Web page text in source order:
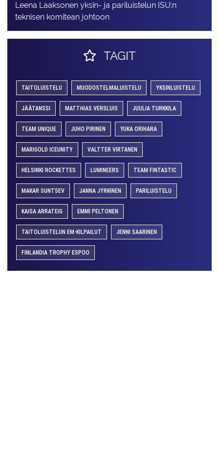
Leena Laaksonen yksin- ja pariluistelun ISU:n
teknisen komitean johtoon
TAGIT
TAITOLUISTELU MUODOSTELMALUISTELU YKSINLUISTELU
JÄÄTANSSI MATTHIAS VERSLUIS JUULIA TURKKILA
TEAM UNIQUE JUHO PIRINEN YUKA ORIHARA
MARIGOLD ICEUNITY VALTTER VIRTANEN
HELSINKI ROCKETTES LUMINEERS TEAM FINTASTIC
MAKAR SUNTSEV JANNA JYRKINEN PARILUISTELU
KAISA ARRATEIG EMMI PELTONEN
TAITOLUISTELUN EM-KILPAILUT JENNI SAARINEN
FINLANDIA TROPHY ESPOO